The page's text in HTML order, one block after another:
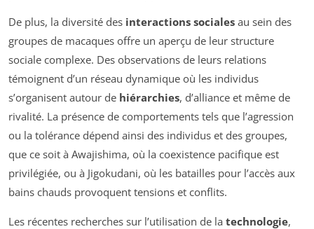
De plus, la diversité des interactions sociales au sein des
groupes de macaques offre un aperçu de leur structure
sociale complexe. Des observations de leurs relations
témoignent d’un réseau dynamique où les individus
s’organisent autour de hiérarchies, d’alliance et même de
rivalité. La présence de comportements tels que l’agression
ou la tolérance dépend ainsi des individus et des groupes,
que ce soit à Awajishima, où la coexistence pacifique est
privilégiée, ou à Jigokudani, où les batailles pour l’accès aux
bains chauds provoquent tensions et conflits.
Les récentes recherches sur l’utilisation de la technologie,